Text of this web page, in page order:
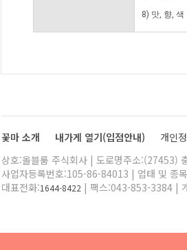
8) 맛, 향,
꽃마 소개 내가게 열기(입점안내) 개인
상호:올블룸 주식회사 | 도로명주소:(27453)
사업자등록번호:105-86-84013 | 업태 및 종
대표전화:1644-8422 | 팩스:043-853-3384 |